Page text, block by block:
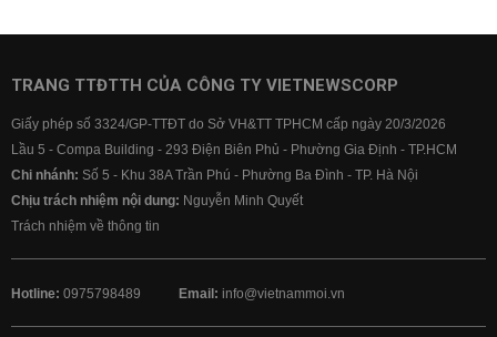
TRANG TTĐTTH CỦA CÔNG TY VIETNEWSCORP
Giấy phép số 3324/GP-TTĐT do Sở VH&TT TPHCM cấp ngày 20/3/2026
Lầu 5 - Compa Building - 293 Điện Biên Phủ - Phường Gia Định - TP.HCM
Chi nhánh: Số 5 - Khu 38A Trần Phú - Phường Ba Đình - TP. Hà Nội
Chịu trách nhiệm nội dung: Nguyễn Minh Quyết
Trách nhiệm về thông tin
Hotline: 0975798489 Email: info@vietnammoi.vn